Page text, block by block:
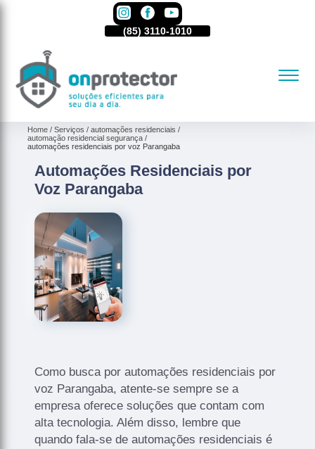
(85) 3110-1010
Home Serviços
automações residenciais
automação residencial segurança
automações residenciais por voz Parangaba
Automações Residenciais por
Voz Parangaba
Como busca por automações residenciais por
voz Parangaba, atente-se sempre se a
empresa oferece soluções que contam com
alta tecnologia. Além disso, lembre que
quando fala-se de automações residenciais é